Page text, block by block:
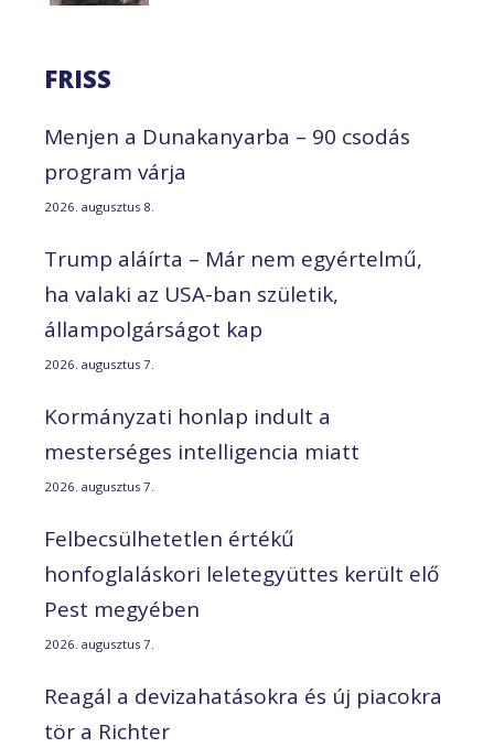
FRISS
Menjen a Dunakanyarba – 90 csodás
program várja
2026. augusztus 8.
Trump aláírta – Már nem egyértelmű,
ha valaki az USA-ban születik,
állampolgárságot kap
2026. augusztus 7.
Kormányzati honlap indult a
mesterséges intelligencia miatt
2026. augusztus 7.
Felbecsülhetetlen értékű
honfoglaláskori leletegyüttes került elő
Pest megyében
2026. augusztus 7.
Reagál a devizahatásokra és új piacokra
tör a Richter